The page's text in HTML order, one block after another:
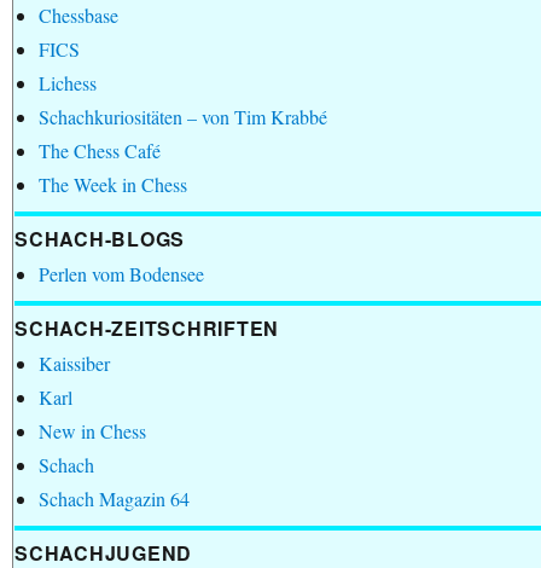
Chessbase
FICS
Lichess
Schachkuriositäten – von Tim Krabbé
The Chess Café
The Week in Chess
SCHACH-BLOGS
Perlen vom Bodensee
SCHACH-ZEITSCHRIFTEN
Kaissiber
Karl
New in Chess
Schach
Schach Magazin 64
SCHACHJUGEND